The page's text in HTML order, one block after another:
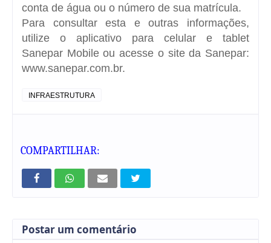
conta de água ou o número de sua matrícula.
Para consultar esta e outras informações,
utilize o aplicativo para celular e tablet
Sanepar Mobile ou acesse o site da Sanepar:
www.sanepar.com.br.
INFRAESTRUTURA
COMPARTILHAR:
Postar um comentário